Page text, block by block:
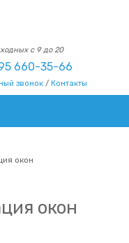
с 9 до 20
660-35-66
звонок/ Контакты
окон
окон